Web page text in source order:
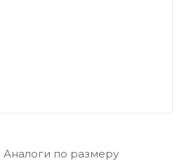
Аналоги по размеру